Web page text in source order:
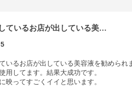
ているお店が出している美…
5
いるお店が出している美容液を勧めら
用してます。結果大成功です。
映ってすごくイイと思います。